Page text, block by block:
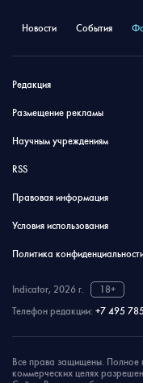
Новости События
Редакция
Размещение рекламы
Научным учреждениям
RSS
Правовая информация
Условия использования
Политика
Indicator, 2026 г.
18+
Телефон редакции: +7 495
Все права защищены. Полное
коммерческих целях